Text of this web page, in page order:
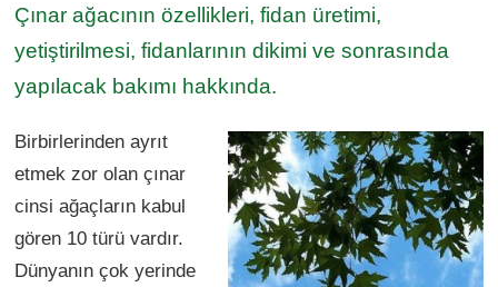
Çınar ağacının özellikleri, fidan üretimi,
yetiştirilmesi, fidanlarının dikimi ve sonrasında
yapılacak bakımı hakkında.
Birbirlerinden ayrıt
etmek zor olan çınar
cinsi ağaçların kabul
gören 10 türü vardır.
Dünyanın çok yerinde